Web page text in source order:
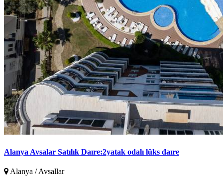
Alanya Avsalar Satılık Daıre:2yatak odalı lüks daıre
Alanya / Avsallar